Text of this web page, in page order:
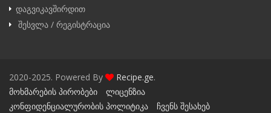
დაგვიკავშირდით
შესვლა / რეგისტრაცია
2020-2025. Powered By Recipe.ge.
მოხმარების პირობები
ლიცენზია
კონფიდენციალურობის პოლიტიკა
ჩვენს შესახებ